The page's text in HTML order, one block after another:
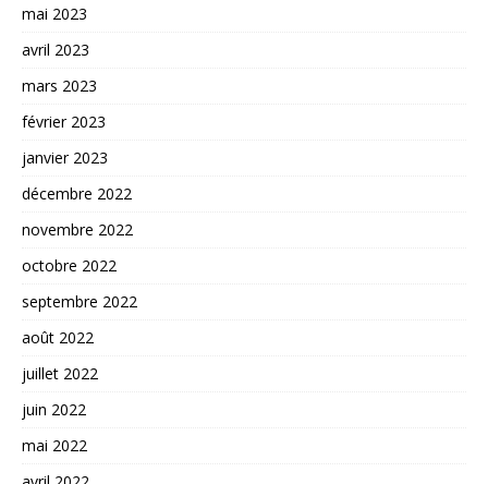
mai 2023
avril 2023
mars 2023
février 2023
janvier 2023
décembre 2022
novembre 2022
octobre 2022
septembre 2022
août 2022
juillet 2022
juin 2022
mai 2022